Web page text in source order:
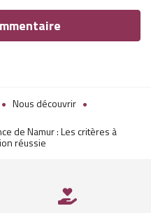
Nous découvrir
de Namur : Les critères à
réussie